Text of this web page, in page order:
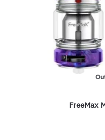
FreeMax